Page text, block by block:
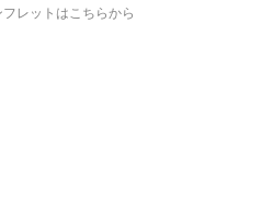
レットはこちらから